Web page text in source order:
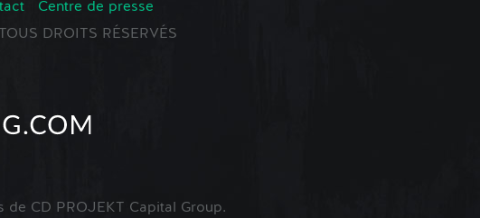
Centre de presse
DROITS RÉSERVÉS
CD PROJEKT Capital Group.